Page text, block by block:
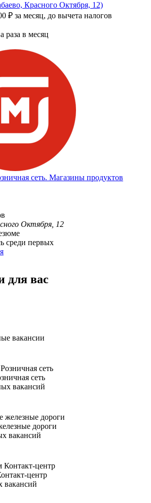
Красного Октября, 12)
₽ за месяц, до вычета налогов
в месяц
сеть. Магазины продуктов
Октября, 12
среди первых
для вас
вакансии
сеть
вакансий
дороги
вакансий
центр
вакансий